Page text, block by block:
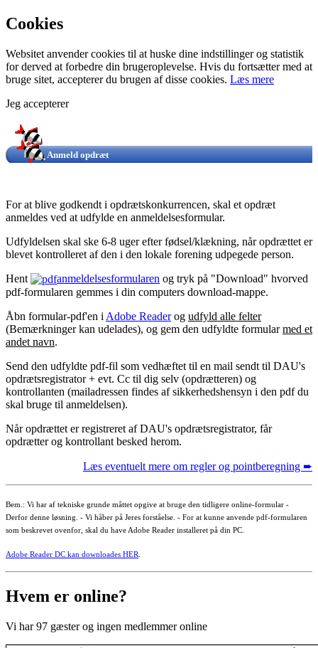
Cookies
Websitet anvender cookies til at huske dine indstillinger og statistik
for derved at forbedre din brugeroplevelse. Hvis du fortsætter med at
bruge sitet, accepterer du brugen af disse cookies. Læs mere
Jeg accepterer
Anmeld opdræt
For at blive godkendt i opdrætskonkurrencen, skal et opdræt
anmeldes ved at udfylde en anmeldelsesformular.
Udfyldelsen skal ske 6-8 uger efter fødsel/klækning, når opdrættet er
blevet kontrolleret af den i den lokale forening udpegede person.
Hent
anmeldelsesformularen og tryk på "Download" hvorved
pdf-formularen gemmes i din computers download-mappe.
Åbn formular-pdf'en i Adobe Readerog udfyld alle felter
(Bemærkninger kan udelades), og gem den udfyldte formularmed et
andet navn.
Send den udfyldte pdf-fil som vedhæftet til en mail sendt til DAU's
opdrætsregistrator + evt. Cc til dig selv (opdrætteren) og
kontrollanten (mailadressen findes af sikkerhedshensyn i den pdf du
skal bruge til anmeldelsen).
Når opdrættet er registreret af DAU's opdrætsregistrator, får
opdrætter og kontrollant besked herom.
Læs eventuelt mere om regler og pointberegning ➨
Bem.: Vi har af tekniske grunde måttet opgive at bruge den tidligere online-formular -
Derfor denne løsning. - Vi håber på Jeres forståelse. - For at kunne anvende pdf-formularen
som beskrevet ovenfor, skal du have Adobe Reader installeret på din PC.
Adobe Reader DC kan downloades HER
Hvem er online?
Vi har 97 gæster og ingen medlemmer online